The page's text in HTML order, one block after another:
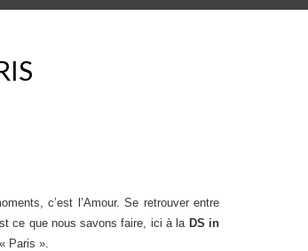
c’est l’Amour. Se retrouver entre
ce que nous savons faire, ici à la DS in
Paris ».